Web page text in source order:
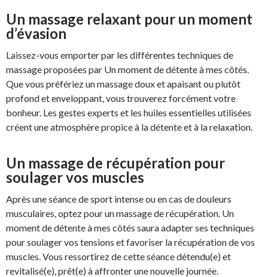
Un massage relaxant pour un moment
d’évasion
Laissez-vous emporter par les différentes techniques de
massage proposées par Un moment de détente à mes côtés.
Que vous préfériez un massage doux et apaisant ou plutôt
profond et enveloppant, vous trouverez forcément votre
bonheur. Les gestes experts et les huiles essentielles utilisées
créent une atmosphère propice à la détente et à la relaxation.
Un massage de récupération pour
soulager vos muscles
Après une séance de sport intense ou en cas de douleurs
musculaires, optez pour un massage de récupération. Un
moment de détente à mes côtés saura adapter ses techniques
pour soulager vos tensions et favoriser la récupération de vos
muscles. Vous ressortirez de cette séance détendu(e) et
revitalisé(e), prêt(e) à affronter une nouvelle journée.